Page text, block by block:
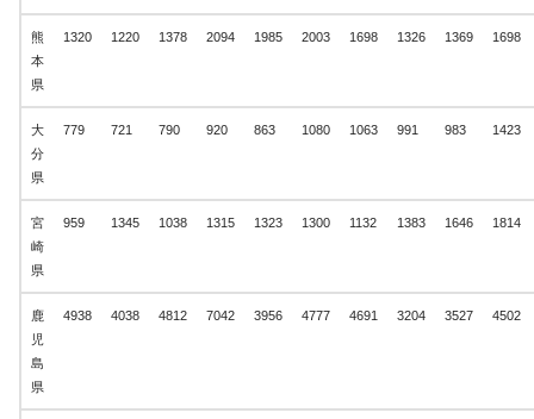
熊
本
県
1320 1220 1378 2094 1985 2003 1698 1326 1369 1698
大
分
県
779 721 790 920 863 1080 1063 991 983 1423
宮
崎
県
959 1345 1038 1315 1323 1300 1132 1383 1646 1814
鹿
児
島
県
4938 4038 4812 7042 3956 4777 4691 3204 3527 4502